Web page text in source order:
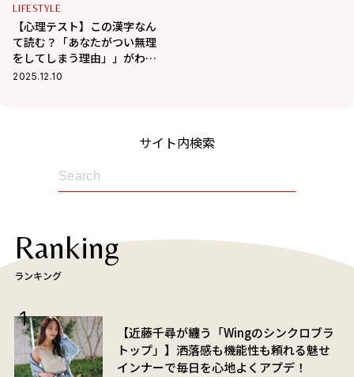
LIFESTYLE
【心理テスト】この漢字なん
て読む？「あなたがつい無理
をしてしまう理由」」がわか
る
2025.12.10
サイト内検索
Ranking
ランキング
【近藤千尋が纏う「Wingのシンクロブラ
トップ」】洒落感も機能性も頼れる魅せ
インナーで毎日を心地よくアプデ！